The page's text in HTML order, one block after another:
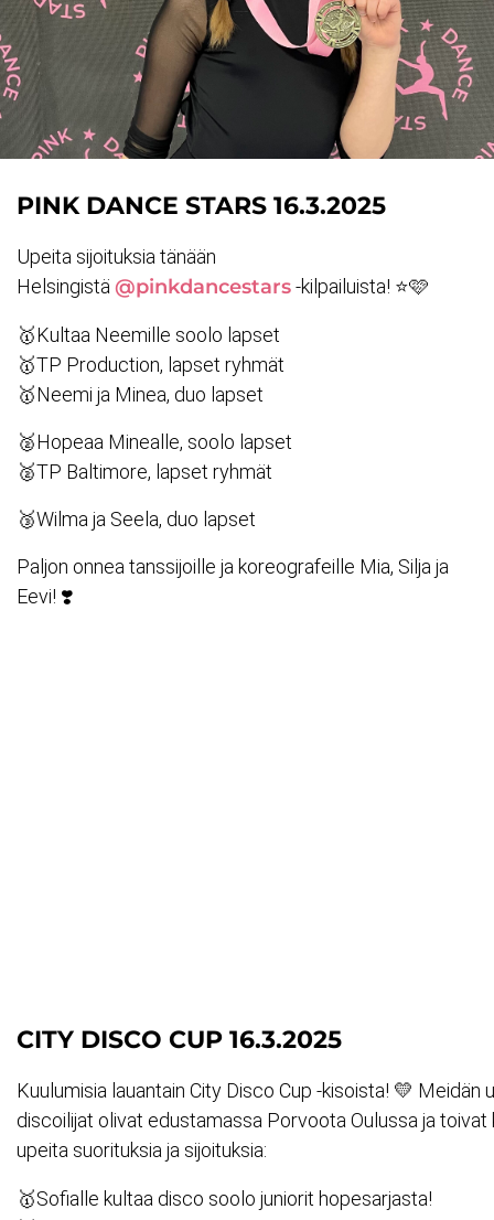
PINK DANCE STARS 16.3.2025
Upeita sijoituksia tänään
Helsingistä @pinkdancestars-kilpailuista! ⭐️🩷
🥇Kultaa Neemille soolo lapset
🥇TP Production, lapset ryhmät
🥇Neemi ja Minea, duo lapset
🥈Hopeaa Minealle, soolo lapset
🥈TP Baltimore, lapset ryhmät
🥉Wilma ja Seela, duo lapset
Paljon onnea tanssijoille ja koreografeille Mia, Silja ja
Eevi! ❣️
CITY DISCO CUP 16.3.2025
Kuulumisia lauantain City Disco Cup -kisoista! 💛 Meidän
discoilijat olivat edustamassa Porvoota Oulussa ja toivat
upeita suorituksia ja sijoituksia:
🥇Sofialle kultaa disco soolo juniorit hopesarjasta!